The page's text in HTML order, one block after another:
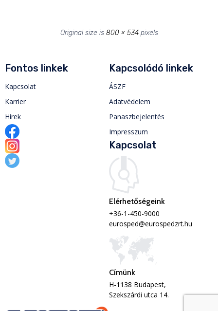
Original size is 800 × 534pixels
Fontos linkek
Kapcsolat
Karrier
Hírek
Kapcsolódó linkek
ÁSZF
Adatvédelem
Panaszbejelentés
Impresszum
Kapcsolat
Elérhetőségeink
+36-1-450-9000
eurosped@eurospedzrt.hu
Címünk
H-1138 Budapest,
Szekszárdi utca 14.